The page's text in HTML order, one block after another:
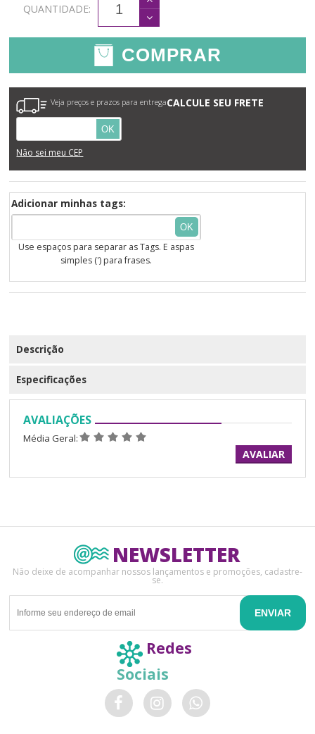
QUANTIDADE:
COMPRAR
CALCULE SEU FRETE
Veja preços e prazos para entrega
OK
Não sei meu CEP
Adicionar minhas tags:
OK
Use espaços para separar as Tags. E aspas
simples (') para frases.
Descrição
Especificações
AVALIAÇÕES
Média Geral:
AVALIAR
NEWSLETTER
Não deixe de acompanhar nossos lançamentos e promoções, cadastre-
se.
ENVIAR
Redes
Sociais